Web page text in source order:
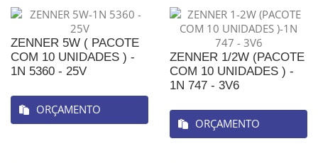
ZENNER 5W ( PACOTE
COM 10 UNIDADES ) -
1N 5360 - 25V
ORÇAMENTO
ZENNER 1/2W (PACOTE
COM 10 UNIDADES ) -
1N 747 - 3V6
ORÇAMENTO